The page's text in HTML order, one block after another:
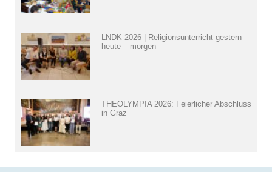
LNDK 2026 | Religionsunterricht gestern –
heute – morgen
THEOLYMPIA 2026: Feierlicher Abschluss
in Graz